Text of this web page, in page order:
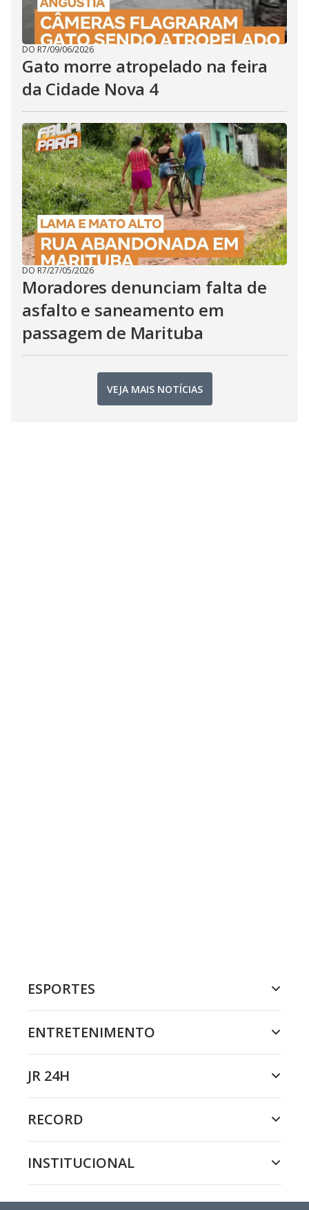
DO R7/09/06/2026
Gato morre atropelado na feira
da Cidade Nova 4
DO R7/27/05/2026
Moradores denunciam falta de
asfalto e saneamento em
passagem de Marituba
VEJA MAIS NOTÍCIAS
ESPORTES
ENTRETENIMENTO
JR 24H
RECORD
INSTITUCIONAL